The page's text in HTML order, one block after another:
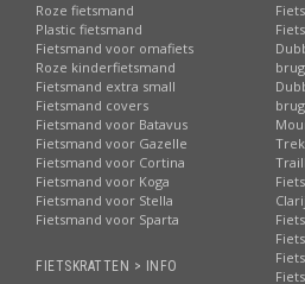
Roze fietsmand
Plastic fietsmand
Fietsmand voor omafiets
Roze kinderfietsmand
Fietsmand extra small
Fietsmand covers
Fietsmand voor Batavus
Fietsmand voor Gazelle
Fietsmand voor Cortina
Fietsmand voor Koga
Fietsmand voor Stella
Fietsmand voor Sparta
FIETSKRATTEN > INFO